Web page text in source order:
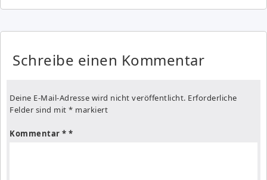
Schreibe einen Kommentar
Deine E-Mail-Adresse wird nicht veröffentlicht. Erforderliche
Felder sind mit * markiert
Kommentar *